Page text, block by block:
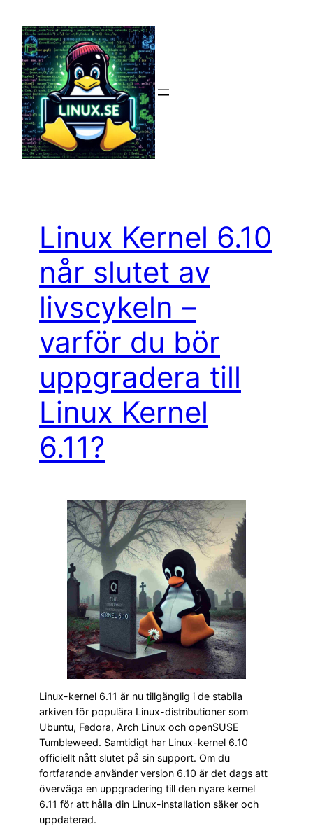
innehåll
Linux Kernel 6.10
når slutet av
livscykeln –
varför du bör
uppgradera till
Linux Kernel
6.11?
Linux-kernel 6.11 är nu tillgänglig i de stabila
arkiven för populära Linux-distributioner som
Ubuntu, Fedora, Arch Linux och openSUSE
Tumbleweed. Samtidigt har Linux-kernel 6.10
officiellt nått slutet på sin support. Om du
fortfarande använder version 6.10 är det dags att
överväga en uppgradering till den nyare kernel
6.11 för att hålla din Linux-installation säker och
uppdaterad.